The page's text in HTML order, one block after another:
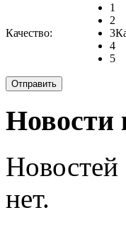
Качество:
1
2
3
4
5
Новости
нет.